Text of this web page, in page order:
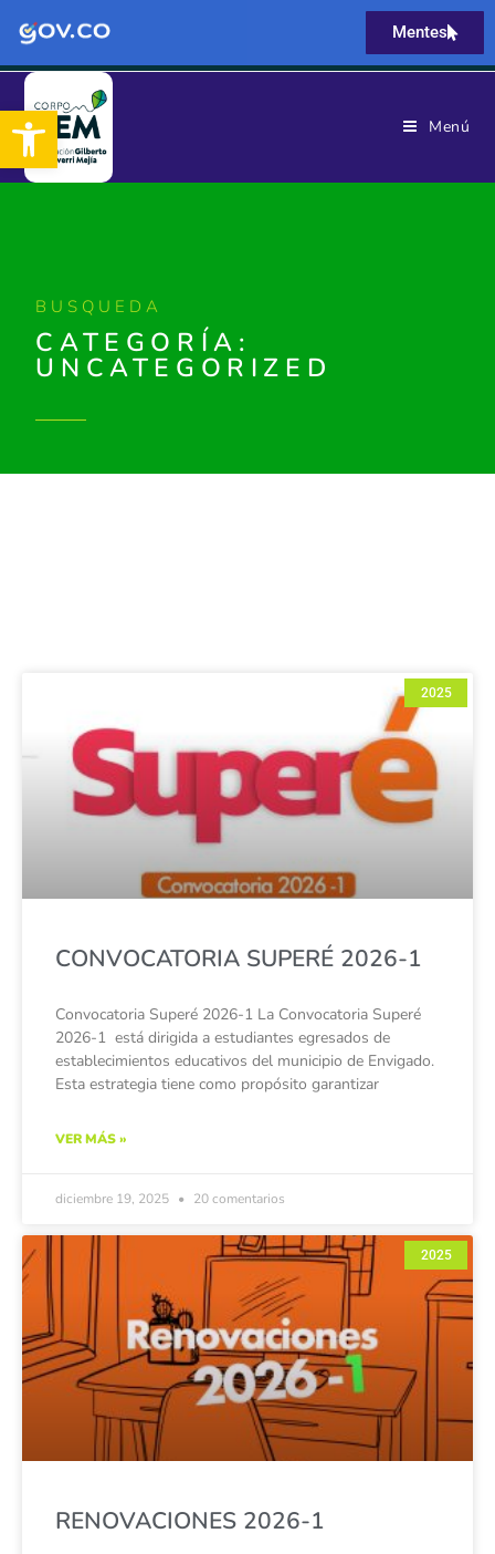
Abrir barra de herramientas
Mentes
Menú
BUSQUEDA
CATEGORÍA:
UNCATEGORIZED
2025
CONVOCATORIA SUPERÉ 2026-1
Convocatoria Superé 2026-1 La Convocatoria Superé
2026-1 está dirigida a estudiantes egresados de
establecimientos educativos del municipio de Envigado.
Esta estrategia tiene como propósito garantizar
VER MÁS »
diciembre 19, 2025 20 comentarios
2025
RENOVACIONES 2026-1